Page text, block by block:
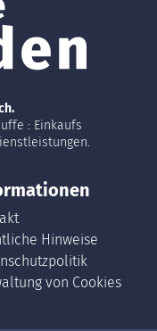
: Einkaufs
Hinweise
von Cookies